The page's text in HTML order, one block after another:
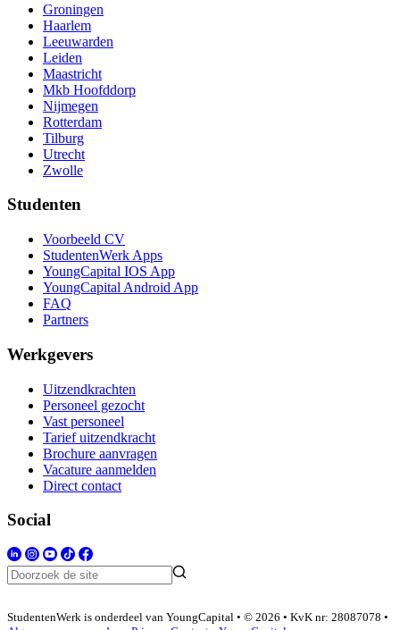
Groningen
Haarlem
Leeuwarden
Leiden
Maastricht
Mkb Hoofddorp
Nijmegen
Rotterdam
Tilburg
Utrecht
Zwolle
Studenten
Voorbeeld CV
StudentenWerk Apps
YoungCapital IOS App
YoungCapital Android App
FAQ
Partners
Werkgevers
Uitzendkrachten
Personeel gezocht
Vast personeel
Tarief uitzendkracht
Brochure aanvragen
Vacature aanmelden
Direct contact
Social
StudentenWerk is onderdeel van YoungCapital • © 2026 • KvK nr: 28087078 •